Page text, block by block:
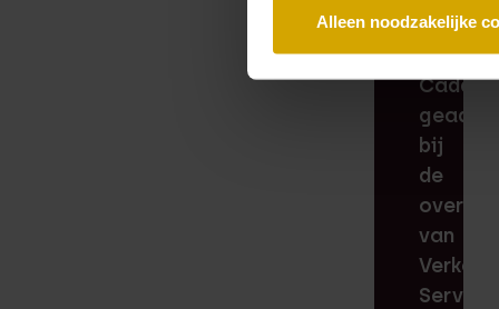
Alleen noodzakelijke
Lexence
heeft
bij
de
van
Verkeer
Service